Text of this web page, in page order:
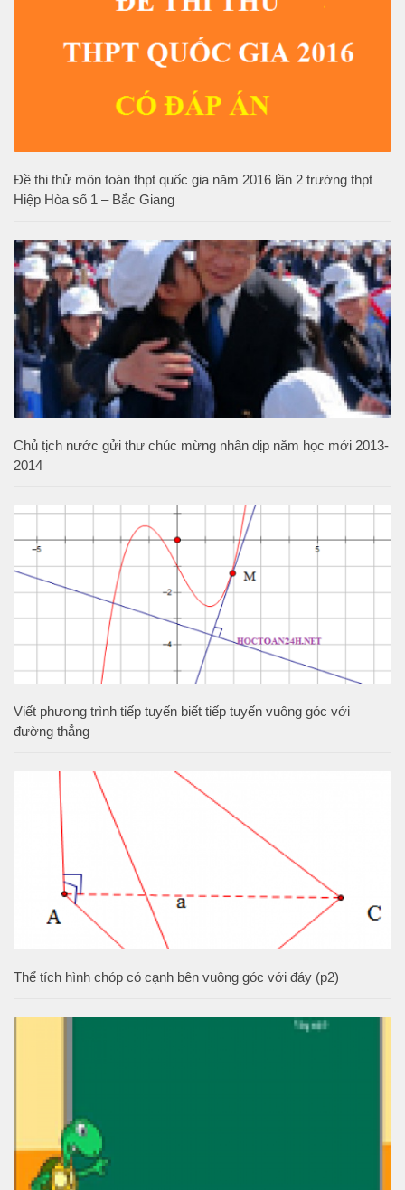
Đề thi thử môn toán thpt quốc gia năm 2016 lần 2 trường thpt
Hiệp Hòa số 1 – Bắc Giang
Chủ tịch nước gửi thư chúc mừng nhân dịp năm học mới 2013-
2014
Viết phương trình tiếp tuyến biết tiếp tuyến vuông góc với
đường thẳng
Thể tích hình chóp có cạnh bên vuông góc với đáy (p2)